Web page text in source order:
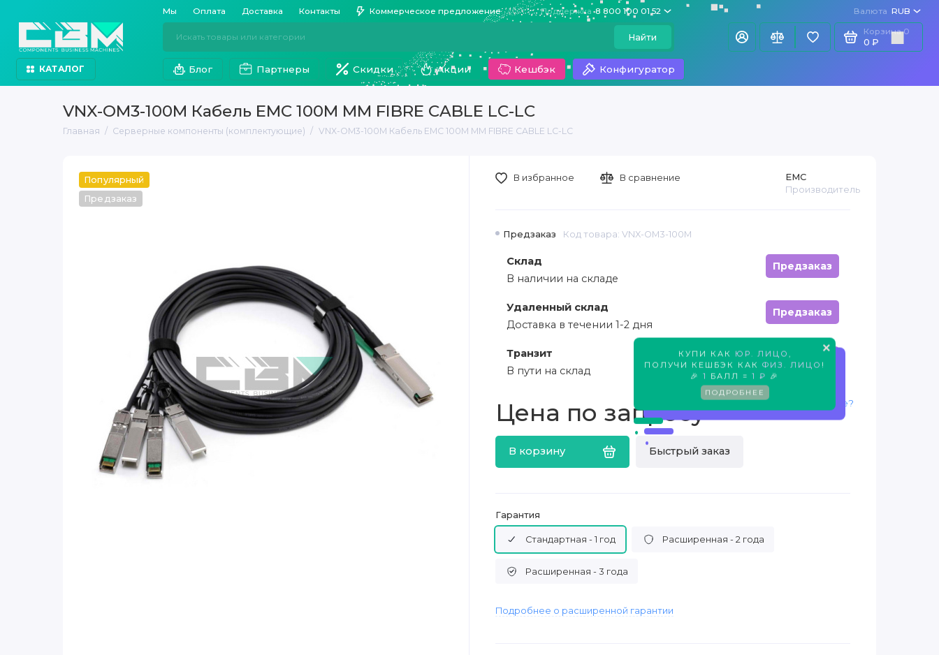
Мы Оплата Доставка Контакты Коммерческое предложение Поддержка 8 800 100 01 52 Валюта RUB
Найти
Корзина 0
0 ₽
КАТАЛОГ Блог Партнеры Скидки Акции Кешбэк Конфигуратор
VNX-OM3-100M Кабель EMC 100M MM FIBRE CABLE LC-LC
Главная Серверные компоненты (комплектующие) VNX-OM3-100M Кабель EMC 100M MM FIBRE CABLE LC-LC
Популярный
Предзаказ
×
КУПИ КАК ЮР. ЛИЦО
ПОЛУЧИ КЕШБЭК КАК ФИЗ. ЛИЦО !
🎉 1 БАЛЛ = 1 ₽ 🎉
ПОДРОБНЕЕ
Предзаказ Код товара: VNX-OM3-100M
EMC
Производитель
Склад
Предзаказ
В наличии на складе
Удаленный склад
Предзаказ
Доставка в течении 1-2 дня
Транзит
Предзаказ
В пути на склад
Цена по запросу
В корзину Быстрый заказ
Нашли дешевле?
В избранное В сравнение
Гарантия
Стандартная - 1 год Расширенная - 2 года
Расширенная - 3 года
Подробнее о расширенной гарантии